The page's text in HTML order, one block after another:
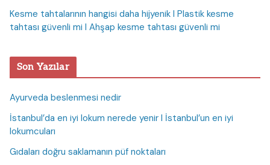
Kesme tahtalarının hangisi daha hijyenik I Plastik kesme
tahtası güvenli mi I Ahşap kesme tahtası güvenli mi
Son Yazılar
Ayurveda beslenmesi nedir
İstanbul’da en iyi lokum nerede yenir I İstanbul’un en iyi
lokumcuları
Gıdaları doğru saklamanın püf noktaları